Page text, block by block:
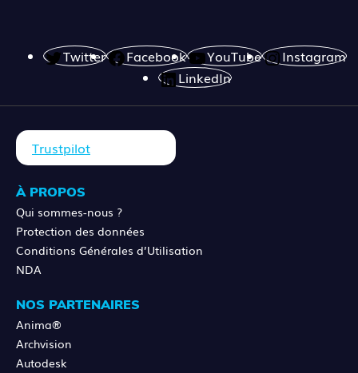
Twitter Facebook YouTube
Instagram
LinkedIn
Trustpilot
À PROPOS
Qui sommes-nous ?
Protection des données
Conditions Générales d’Utilisation
NDA
NOS PARTENAIRES
Anima®
Archvision
Autodesk